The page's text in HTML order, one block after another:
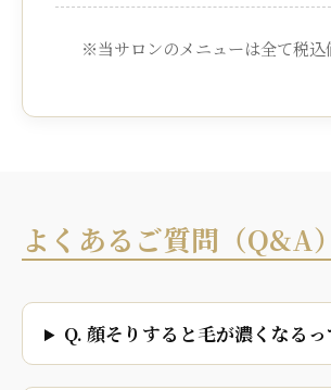
※当サロンのメニューは全て税込
よくあるご質問（Q&A）
Q. 顔そりすると毛が濃くなるっ